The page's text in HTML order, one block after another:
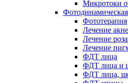
Микротоки
Фототерапия
Лечение акне
Лечение
Лечение
ФДТ лица
ФДТ лица и
ФДТ лица,